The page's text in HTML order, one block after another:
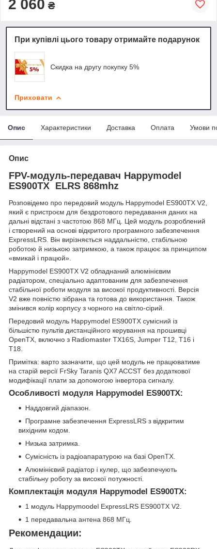
2 060 ₴
При купівлі цього товару отримайте подарунок
Скидка на другу покупку 5%
Приховати
Опис Характеристики Доставка Оплата Умови
Опис
FPV-модуль-передавач Happymodel
ES900TX ELRS 868mhz
Розповідемо про передовий модуль Happymodel ES900TX V2,
який є пристроєм для бездротового передавання даних на
дальні відстані з частотою 868 МГц. Цей модуль розроблений
і створений на основі відкритого програмного забезпечення
ExpressLRS. Він вирізняється наддальністю, стабільною
роботою й низькою затримкою, а також працює за принципом
«вмикай і працюй».
Happymodel ES900TX V2 обладнаний алюмінієвим
радіатором, спеціально адаптованим для забезпечення
стабільної роботи модуля за високої продуктивності. Версія
V2 вже повністю зібрана та готова до використання. Також
змінився колір корпусу з чорного на світло-сірий.
Передовий модуль Happymodel ES900TX сумісний із
більшістю пультів дистанційного керування на прошивці
OpenTX, включно з Radiomaster TX16S, Jumper T12, T16 і
T18.
Примітка: варто зазначити, що цей модуль не працюватиме
на старій версії FrSky Taranis QX7 ACCST без додаткової
модифікації плати за допомогою інвертора сигналу.
Особливості модуля Happymodel ES900TX:
Наддовгий діапазон.
Програмне забезпечення ExpressLRS з відкритим
вихідним кодом.
Низька затримка.
Сумісність із радіоапаратурою на базі OpenTX.
Алюмінієвий радіатор і кулер, що забезпечують
стабільну роботу за високої потужності.
Комплектація модуля Happymodel ES900TX:
1 модуль Happymoodel ExpressLRS ES900TX V2.
1 передавальна антена 868 МГц.
Рекомендации: